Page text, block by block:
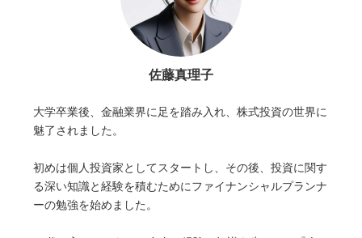
佐藤真理子
大学卒業後、金融業界に足を踏み入れ、株式投資の世界に
魅了されました。
初めは個人投資家としてスタートし、その後、投資に関す
る深い知識と経験を積むためにファイナンシャルプランナ
ーの勉強を始めました。